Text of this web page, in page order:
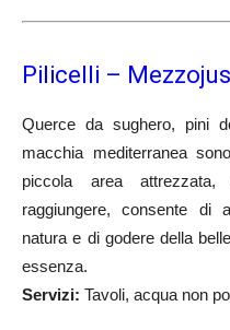
Pilicelli –
Querce da sughero, pini
macchia mediterranea
piccola area
raggiungere, consente di
natura e di godere della
essenza.
Servizi: Tavoli, acqua non